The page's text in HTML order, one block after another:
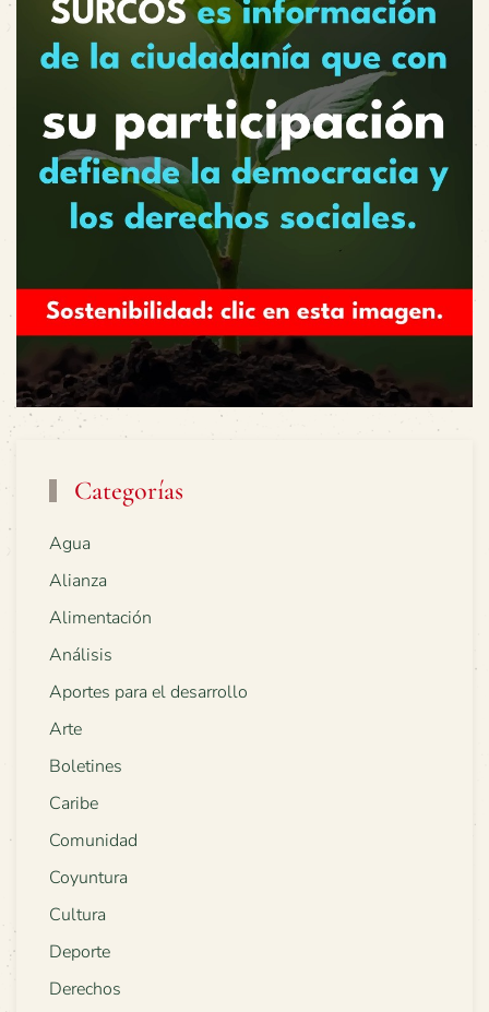
Categorías
Agua
Alianza
Alimentación
Análisis
Aportes para el desarrollo
Arte
Boletines
Caribe
Comunidad
Coyuntura
Cultura
Deporte
Derechos